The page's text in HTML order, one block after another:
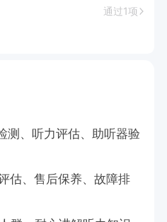
通过1项
测、听力评估、助听器验
估、售后保养、故障排